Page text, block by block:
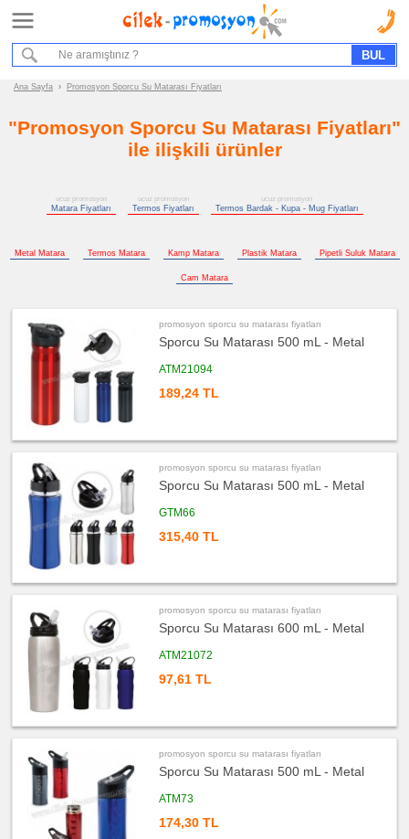
Ana Sayfa › Promosyon Sporcu Su Matarası Fiyatları
"Promosyon Sporcu Su Matarası Fiyatları"
ile ilişkili ürünler
ucuz promosyon
Matara Fiyatları
ucuz promosyon
Termos Fiyatları
ucuz promosyon
Termos Bardak - Kupa - Mug Fiyatları
Metal Matara Termos Matara Kamp Matara Plastik Matara Pipetli Suluk Matara
Cam Matara
promosyon sporcu su matarası fiyatları
Sporcu Su Matarası 500 mL - Metal
ATM21094
189,24 TL
promosyon sporcu su matarası fiyatları
Sporcu Su Matarası 500 mL - Metal
GTM66
315,40 TL
promosyon sporcu su matarası fiyatları
Sporcu Su Matarası 600 mL - Metal
ATM21072
97,61 TL
promosyon sporcu su matarası fiyatları
Sporcu Su Matarası 500 mL - Metal
ATM73
174,30 TL
Ana Sayfa
Hizmet Akışımız
Promosyon
promosyon
Matara
Bardak
ucuz
promosyon
Termos
promosyon
Termos
ucuz
promosyon
Ajanda
&
Organizer
ucuz
promosyon
Geri
Dönüşümlü
Ürünler
Anahtarlık
ucuz
promosyon
Hesap
Makinesi
Makyaj
Aynası
Seti
ucuz
promosyon
Şerit
Metre
Mezura